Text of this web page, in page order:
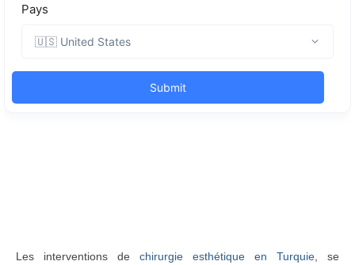
Les interventions de chirurgie esthétique en Turquie , se